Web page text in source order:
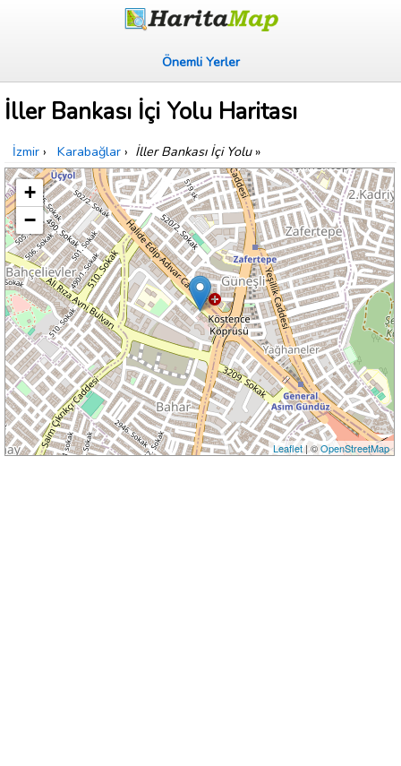
Önemli Yerler
İller Bankası İçi Yolu Haritası
İzmir › Karabağlar › İller Bankası İçi Yolu»
+
−
Leaflet| ©OpenStreetMap